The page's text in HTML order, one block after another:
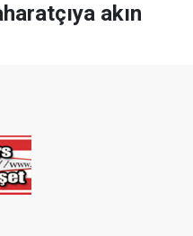
akın